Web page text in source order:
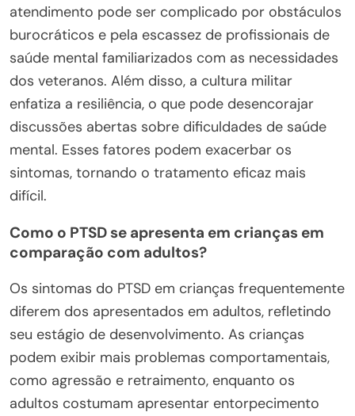
atendimento pode ser complicado por obstáculos
burocráticos e pela escassez de profissionais de
saúde mental familiarizados com as necessidades
dos veteranos. Além disso, a cultura militar
enfatiza a resiliência, o que pode desencorajar
discussões abertas sobre dificuldades de saúde
mental. Esses fatores podem exacerbar os
sintomas, tornando o tratamento eficaz mais
difícil.
Como o PTSD se apresenta em crianças em
comparação com adultos?
Os sintomas do PTSD em crianças frequentemente
diferem dos apresentados em adultos, refletindo
seu estágio de desenvolvimento. As crianças
podem exibir mais problemas comportamentais,
como agressão e retraimento, enquanto os
adultos costumam apresentar entorpecimento